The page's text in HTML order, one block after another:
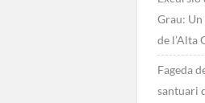
Grau:
de l’Alta
Fageda
santuari